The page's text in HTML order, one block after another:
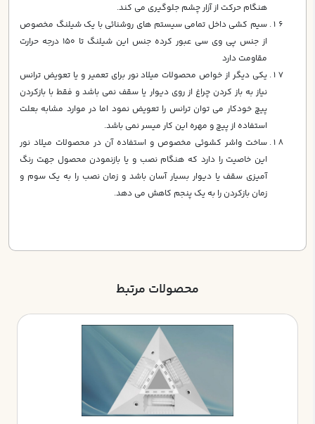
هنگام حركت از آزار چشم جلوگيري مي كند.
سيم كشي داخل تمامي سيستم هاي روشنائي با يك شيلنگ مخصوص
از جنس پي وي سي عبور كرده جنس اين شيلنگ تا 150 درجه حرارت
مقاومت دارد
يكي ديگر از خواص محصولات ميلاد نور براي تعمير و يا تعويض ترانس
نياز به باز كردن چراغ از روي ديوار يا سقف نمي باشد و فقط با بازكردن
پيچ خودكار مي توان ترانس را تعويض نمود اما در موارد مشابه بعلت
استفاده از پيچ و مهره اين كار ميسر نمي باشد.
ساخت واشر كشوئي مخصوص و استفاده آن در محصولات ميلاد نور
اين خاصيت را دارد كه هنگام نصب و يا بازنمودن محصول جهت رنگ
آميزي سقف يا ديوار بسيار آسان باشد و زمان نصب را به يك سوم و
زمان بازكردن را به يك پنجم كاهش مي دهد.
محصولات مرتبط